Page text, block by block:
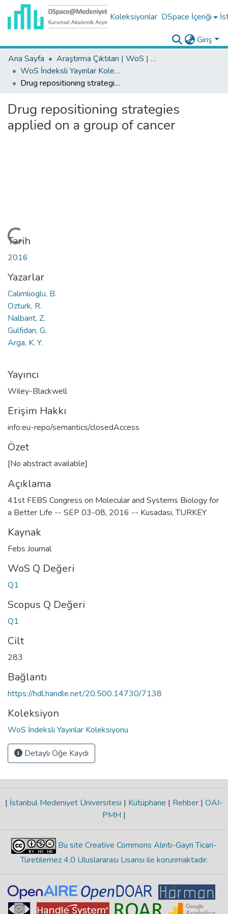
Koleksiyonlar DSpace İçeriği
Giriş
Ana Sayfa
Araştırma Çıktıları | WoS | Scopus | TR-Dizin | PubMed
WoS İndeksli Yayınlar Koleksiyonu
Drug repositioning strategies applied on a group of cancer
Drug repositioning strategies
applied on a group of cancer
Yükleniyor...
Tarih
2016
Yazarlar
Calimlioglu, B.
Ozturk, R.
Nalbant, Z.
Gulfidan, G.
Arga, K. Y.
Yayıncı
Wiley-Blackwell
Erişim Hakkı
info:eu-repo/semantics/closedAccess
Özet
[No abstract available]
Açıklama
41st FEBS Congress on Molecular and Systems Biology for
a Better Life -- SEP 03-08, 2016 -- Kusadasi, TURKEY
Kaynak
Febs Journal
WoS Q Değeri
Q1
Scopus Q Değeri
Q1
Cilt
283
Bağlantı
https://hdl.handle.net/20.500.14730/7138
Koleksiyon
WoS İndeksli Yayınlar Koleksiyonu
Detaylı Öğe Kaydı
| İstanbul Medeniyet Üniversitesi | Kütüphane | Rehber | OAI-
PMH |
Bu site Creative Commons Alıntı-Gayri Ticari-
Türetilemez 4.0 Uluslararası Lisansı ile korunmaktadır.